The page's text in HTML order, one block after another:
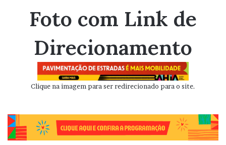
Foto com Link de
Direcionamento
Clique na imagem para ser redirecionado para o site.